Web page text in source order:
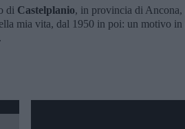
di Castelplanio, in provincia di Ancona,
mia vita, dal 1950 in poi: un motivo in